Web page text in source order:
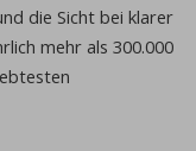
die Sicht bei klarer
mehr als 300.000